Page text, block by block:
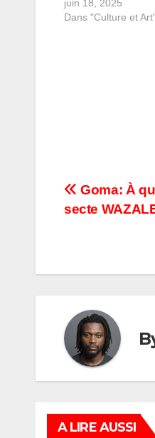
juin 18, 2025
Dans "Culture et
Goma: À
secte
A LIRE AUSSI